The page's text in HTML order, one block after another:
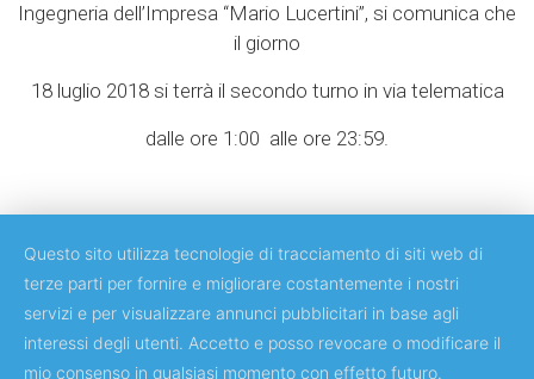
Ingegneria dell’Impresa “Mario Lucertini”, si comunica che
il giorno
18 luglio 2018 si terrà il secondo turno in via telematica
dalle ore 1:00 alle ore 23:59.
Copyright © 2018 Università degli Studi di Roma Tor Vergata
Questo sito utilizza tecnologie di tracciamento di siti web di
terze parti per fornire e migliorare costantemente i nostri
servizi e per visualizzare annunci pubblicitari in base agli
interessi degli utenti. Accetto e posso revocare o modificare il
mio consenso in qualsiasi momento con effetto futuro.